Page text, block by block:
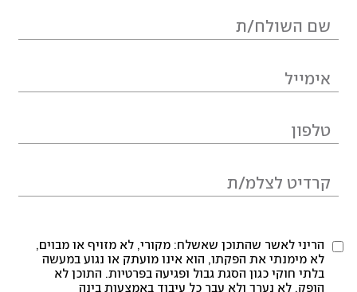
הריני לאשר שהתוכן שאשלח: מקורי, לא מזויף או מבוים,
לא מימנתי את הפקתו, הוא אינו מועתק או נגוע במעשה
בלתי חוקי כגון הסגת גבול ופגיעה בפרטיות. התוכן לא
הופק, לא נערך ולא עבר כל עיבוד באמצעות בינה